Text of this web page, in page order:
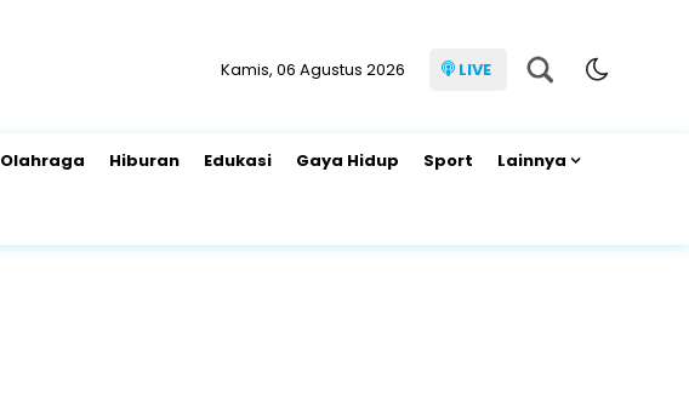
Kamis, 06 Agustus 2026 LIVE
Olahraga Hiburan Edukasi Gaya Hidup Sport Lainnya